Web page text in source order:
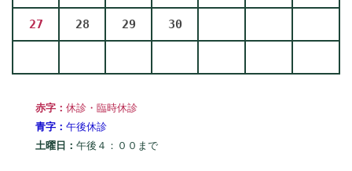
27 28 29 30
赤字： 休診・臨時休診
青字： 午後休診
土曜日： 午後４：００まで